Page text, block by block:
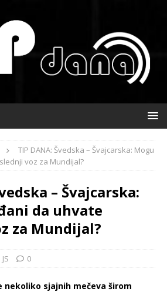
TIP DANA: Švedska – Švajcarska: Mogu
voz za Mundijal?
– Švajcarska:
da uhvate
za Mundijal?
JS 0
nekoliko sjajnih mečeva širom